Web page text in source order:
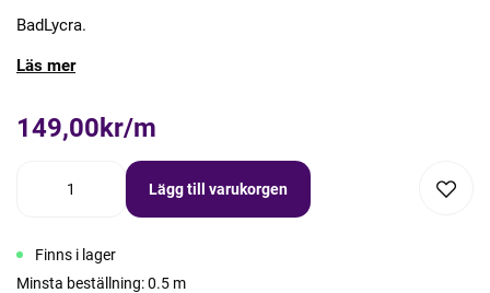
BadLycra.
Läs mer
149,00kr/m
Lägg till varukorgen
Finns i lager
Minsta beställning: 0.5 m